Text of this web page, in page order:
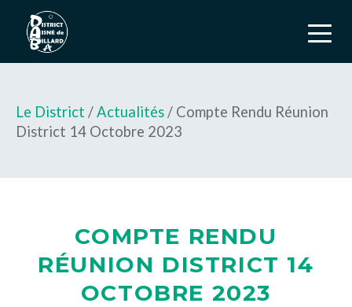
Le District /Actualités / Compte Rendu Réunion
District 14 Octobre 2023
COMPTE RENDU
RÉUNION DISTRICT 14
OCTOBRE 2023